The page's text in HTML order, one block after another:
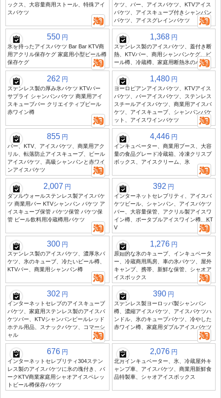
ックス、大容量商用ストール、特殊アイ
スバケツ
ケツ、バー、アイスバケツ、KTVアイス
バケツ、アイスキューブ付きシャンパン
バケツ、アイスグレインバケツ
550 円
氷を持ったアイスバケツ Bar Bar KTV商
用アクリル保存ケグ 家庭用小型ビール樽
保存ケグ
1,368 円
ステンレス製のアイスバケツ、蓋付き断
熱、KTVバー、商用シャンパンケグ、ビ
ール樽、冷蔵樽、家庭用断熱氷のバケツ
262 円
ステンレス製の厚み氷バケツ KTVバー
サプライ シャンパンバケツ 商業用アイ
スキューブバー クリエイティブビール
赤ワイン樽
1,480 円
ヨーロピアンアイスバケツ、KTVアイス
バケツ、バーアイスバケツ、ステンレス
スチールアイスバケツ、商業用アイスバ
ケツ、アイスキューブ、シャンパンバケ
ット、アイスワインバケツ
855 円
バー、KTV、アイスバケツ、商業用アク
リル、転落防止アイスキューブ、ビール
アイスバケツ、高級シャンパンと赤ワイ
ンアイスバケツ
4,446 円
インキュベーター、商業用ブース、大容
量の食品グレード冷蔵箱、冷凍クリスプ
ボックス、アイスクリーム、氷
2,007 円
ダブルウォールステンレス製アイスバケ
ツ 商業用バー KTVシャンパン バケツ ア
イスキューブ保管 バケツ保管 バケツ保
管 ビール飲料用冷蔵樽用バケツ
392 円
インターネットセレブリティ、アイスバ
ケツビール、シャンパン、アイスバケツ
バー、大容量保管、アクリル製アイスワ
イン樽、ポータブルアイスワイン樽、KT
V
300 円
ステンレス製のアイスバケツ、濃厚氷バ
ケツ、氷のキューブ、冷たいビール樽、
KTVバー、商業用シャンパン樽
1,276 円
原始的な氷のキューブ、インキュベータ
ー、冷蔵商用馬房、車の氷バケツ、屋外
キャンプ、携帯、新鮮な保管、シャオア
イスボックス
302 円
インターネットセレブのアイスキューブ
バケツ、家庭用ステンレス製のアイスバ
ケツバー、KTVシャンパンビールレッド
ホテル用品、スナックバケツ、コマーシ
ャル
390 円
ステンレス製ヨーロッパ製シャンパン
樽、濃縮アイスバケツ、アイスバケツハ
ンドル、氷のキューブバケツ、冷やした
赤ワイン樽、家庭用ダブルアイスバケツ
676 円
インターネットセレブリティ304ステン
レス製のアイスバケツに氷の塊付き、バ
ークKTV商業家庭用シャオアイスペレッ
トビール樽保存バケツ
2,076 円
北月インキュベーター、氷、冷蔵屋外キ
ャンプ車、アイスバケツ、商業用新鮮食
品特製車、シャオアイスボックス